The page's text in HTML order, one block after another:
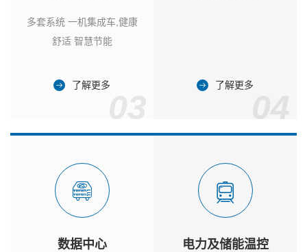
多套系统 一机集成车,健康
舒适 智慧节能
了解更多 了解更多
数据中心 电力及储能温控